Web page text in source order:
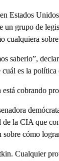
Estados
grupo de
cualquiera
saberlo”,
es la
cobrando
la CIA que
cómo
Cualquier